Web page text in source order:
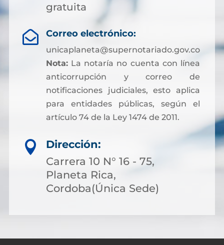
gratuita
 Correo electrónico:
unicaplaneta@supernotariado.gov.co
Nota:La notaría no cuenta con línea
anticorrupción y correo de
notificaciones judiciales, esto aplica
para entidades públicas, según el
artículo 74 de la Ley 1474 de 2011.

Dirección:
Carrera 10 N° 16 - 75,
Planeta Rica,
Cordoba(Única Sede)